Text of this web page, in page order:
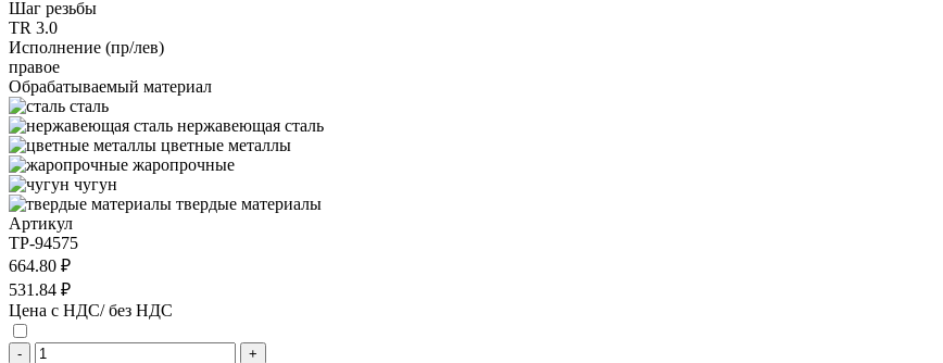
Шаг резьбы
TR 3.0
Исполнение (пр/лев)
правое
Обрабатываемый материал
сталь
нержавеющая сталь
цветные металлы
жаропрочные
чугун
твердые материалы
Артикул
TP-94575
664.80 ₽
531.84 ₽
Цена с НДС/ без НДС
- +